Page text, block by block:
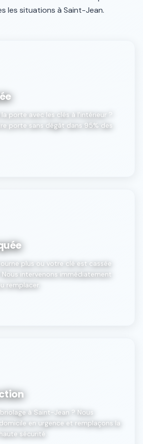
les situations à Saint-Jean.
porte avec les clés à l'intérieur ?
porte sans dégât dans 95% des
plus ou votre clé est cassée
Nous intervenons immédiatement
remplacer.
à Saint-Jean ? Nous
en urgence et remplaçons la
sécurité.